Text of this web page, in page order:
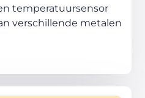
temperatuursensor
verschillende metalen